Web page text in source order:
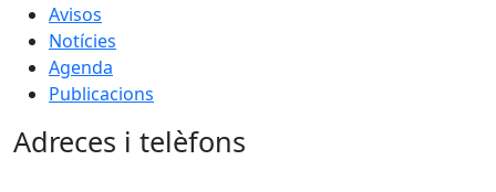
Avisos
Notícies
Agenda
Publicacions
Adreces i telèfons